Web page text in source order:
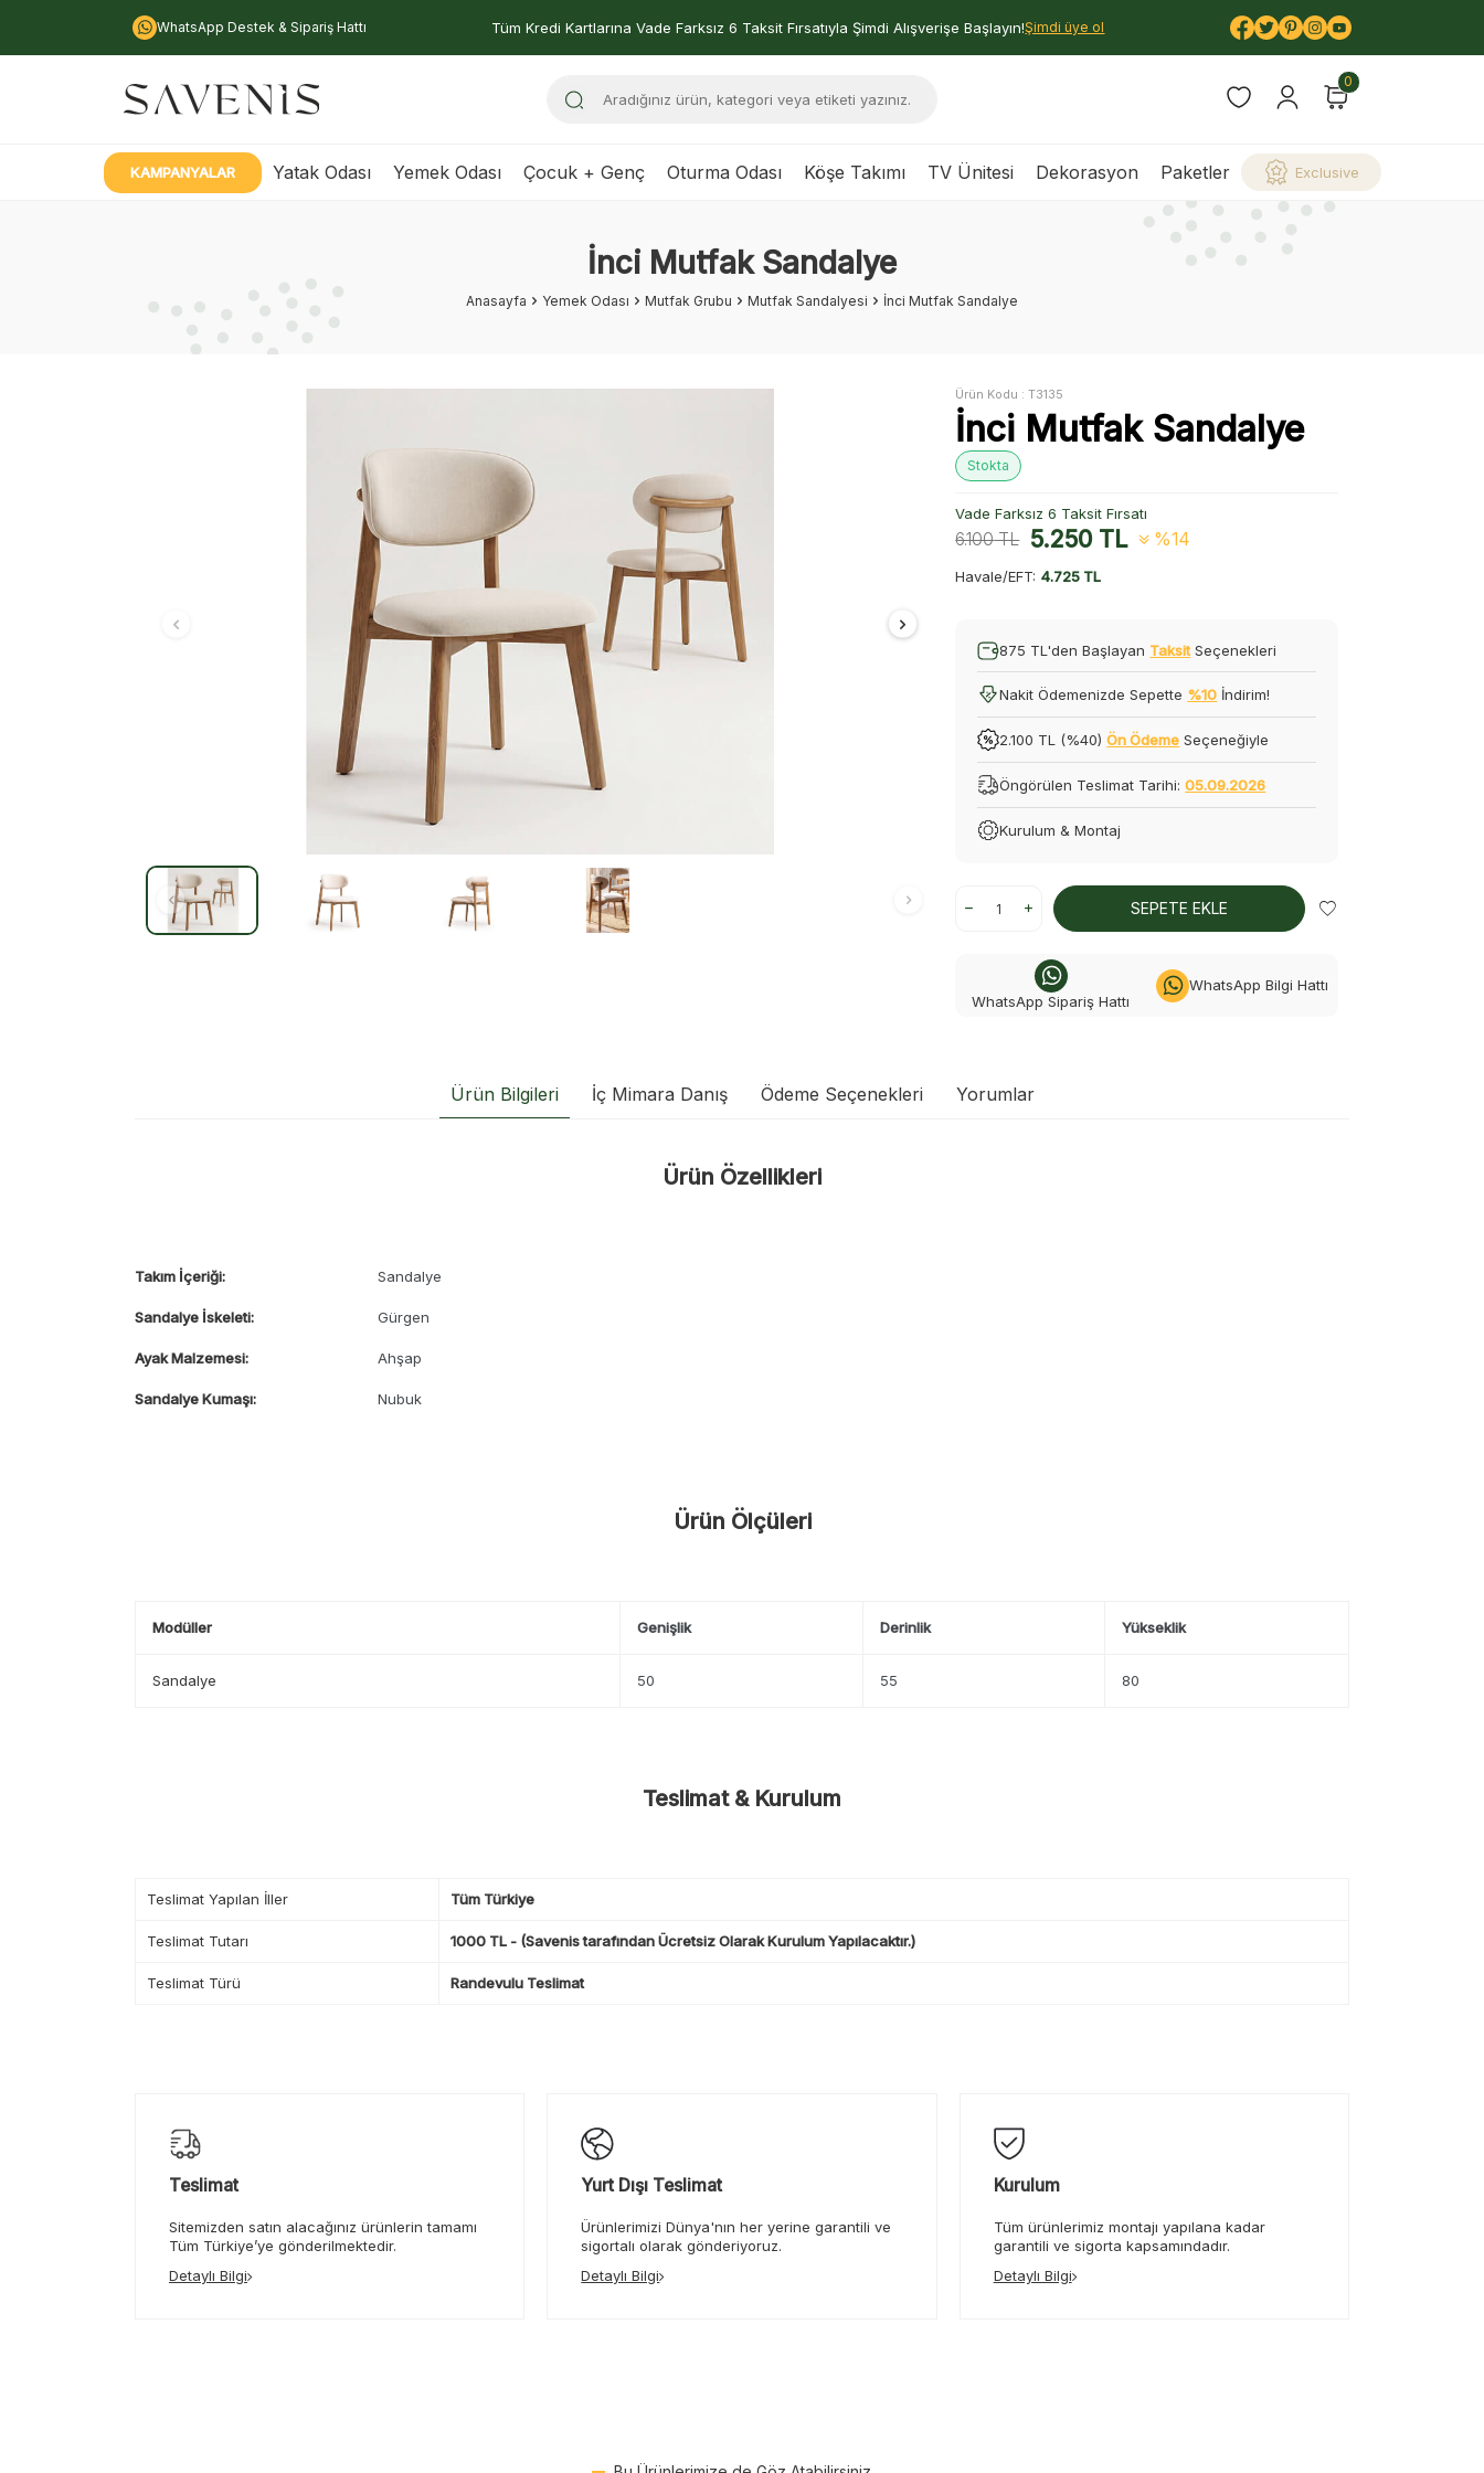
WhatsApp Destek & Sipariş Hattı Tüm Kredi Kartlarına Vade Farksız 6 Taksit Fırsatıyla Şimdi Alışverişe Başlayın!Şimdi üye ol
0
KAMPANYALAR Yatak Odası Yemek Odası Çocuk + Genç Oturma Odası Köşe Takımı TV Ünitesi Dekorasyon Paketler Exclusive
İnci Mutfak Sandalye
Anasayfa Yemek Odası Mutfak Grubu Mutfak Sandalyesi İnci Mutfak Sandalye
Ürün Kodu :T3135
İnci Mutfak Sandalye
Stokta
Vade Farksız 6 Taksit Fırsatı
6.100TL 5.250TL %14
Havale/EFT: 4.725 TL
875 TL'den Başlayan Taksit Seçenekleri
Nakit Ödemenizde Sepette %10 İndirim!
2.100 TL (%40)Ön Ödeme Seçeneğiyle
Öngörülen Teslimat Tarihi:05.09.2026
Kurulum & Montaj
SEPETE EKLE
WhatsApp Sipariş Hattı
WhatsApp Bilgi Hattı
Ürün Bilgileri İç Mimara Danış Ödeme Seçenekleri Yorumlar
Ürün Özellikleri
Takım İçeriği: Sandalye
Sandalye İskeleti: Gürgen
Ayak Malzemesi: Ahşap
Sandalye Kumaşı: Nubuk
Ürün Ölçüleri
Modüller Genişlik Derinlik Yükseklik
Sandalye 50 55 80
Teslimat & Kurulum
Teslimat Yapılan İller Tüm Türkiye
Teslimat Tutarı 1000 TL - (Savenis tarafından Ücretsiz Olarak Kurulum Yapılacaktır.)
Teslimat Türü Randevulu Teslimat
Teslimat
Sitemizden satın alacağınız ürünlerin tamamı
Tüm Türkiye’ye gönderilmektedir.
Detaylı Bilgi
Yurt Dışı Teslimat
Ürünlerimizi Dünya'nın her yerine garantili ve
sigortalı olarak gönderiyoruz.
Detaylı Bilgi
Kurulum
Tüm ürünlerimiz montajı yapılana kadar
garantili ve sigorta kapsamındadır.
Detaylı Bilgi